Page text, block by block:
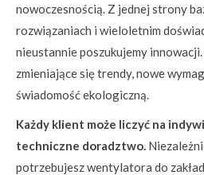
nowoczesnością. Z jednej strony
rozwiązaniach i wieloletnim
nieustannie poszukujemy
zmieniające się trendy, nowe
świadomość ekologiczną.
Każdy klient może liczyć na
techniczne doradztwo.
potrzebujesz wentylatora do